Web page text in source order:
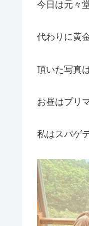
今日は元々
代わりに黄
頂いた写真
お昼はプリ
私はスパゲ